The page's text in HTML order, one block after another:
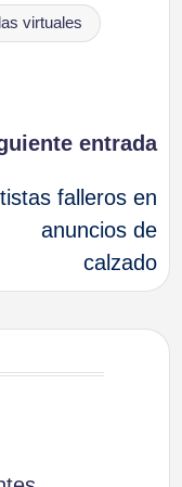
virtuales
entrada
falleros en
anuncios de
calzado